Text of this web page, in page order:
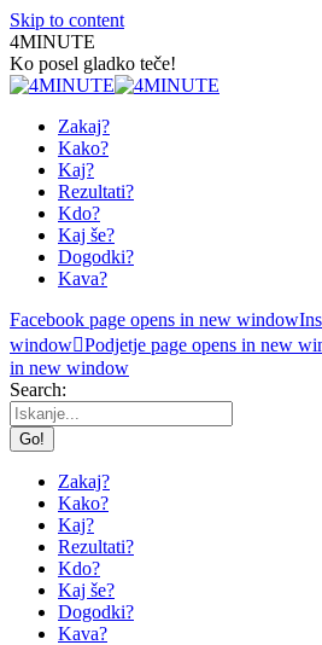
Skip to content
4MINUTE
Ko posel gladko teče!
Zakaj?
Kako?
Kaj?
Rezultati?
Kdo?
Kaj še?
Dogodki?
Kava?
Facebook page opens in new window
window Podjetje page opens in new
in new window
Search:
Zakaj?
Kako?
Kaj?
Rezultati?
Kdo?
Kaj še?
Dogodki?
Kava?